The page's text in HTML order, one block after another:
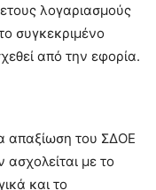
λογαριασμούς
συγκεκριμένο
από την εφορία.
απαξίωση του ΣΔΟΕ
ασχολείται με το
και το